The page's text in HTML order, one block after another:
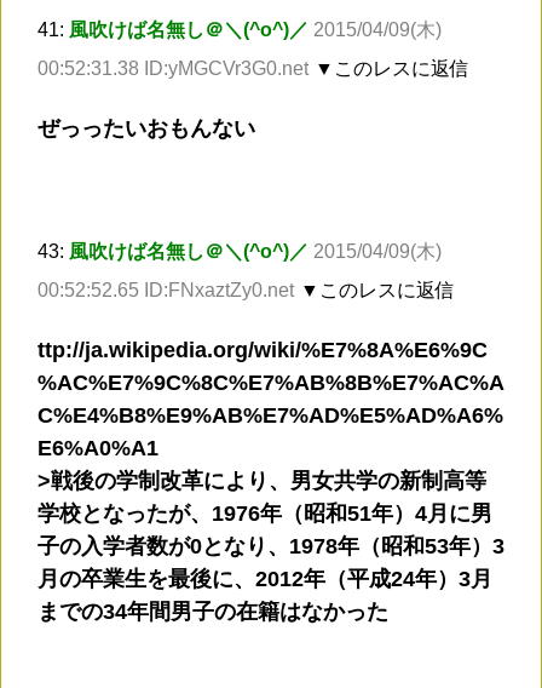
41: 風吹けば名無し＠＼(^o^)／ 2015/04/09(木)
00:52:31.38 ID:yMGCVr3G0.net ▼このレスに返信
ぜっったいおもんない
43: 風吹けば名無し＠＼(^o^)／ 2015/04/09(木)
00:52:52.65 ID:FNxaztZy0.net ▼このレスに返信
ttp://ja.wikipedia.org/wiki/%E7%8A%E6%9C
%AC%E7%9C%8C%E7%AB%8B%E7%AC%A
C%E4%B8%E9%AB%E7%AD%E5%AD%A6%
E6%A0%A1
>戦後の学制改革により、男女共学の新制高等
学校となったが、1976年（昭和51年）4月に男
子の入学者数が0となり、1978年（昭和53年）3
月の卒業生を最後に、2012年（平成24年）3月
までの34年間男子の在籍はなかった